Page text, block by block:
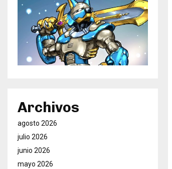
Archivos
agosto 2026
julio 2026
junio 2026
mayo 2026